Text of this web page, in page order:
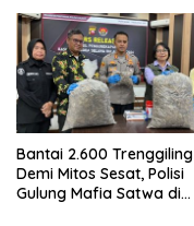
Bantai 2.600 Trenggiling
Demi Mitos Sesat, Polisi
Gulung Mafia Satwa di